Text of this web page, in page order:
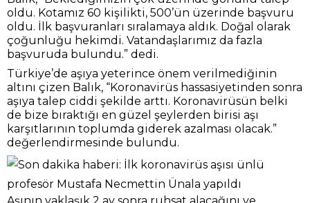
Türkiye’de aşıya yeterince önem verilmediğinin
altını çizen Balık, “Koronavirüs hassasiyetinden sonra
aşıya talep ciddi şekilde arttı. Koronavirüsün belki
de bize bıraktığı en güzel şeylerden birisi aşı
karşıtlarının toplumda giderek azalması olacak.”
değerlendirmesinde bulundu.
Aşının yaklaşık 2 ay sonra ruhsat alacağını ve
piyasaya çıkmaya başlayacağını duyuran Balık, “Tüm
dünya nüfusuna yetecek aşının piyasada olmasını
beklemek hayalcilik olur. Bir yılı geçecek bir süre…
Aşılarla elde edilecek bağışıklığa bel bağlamamız